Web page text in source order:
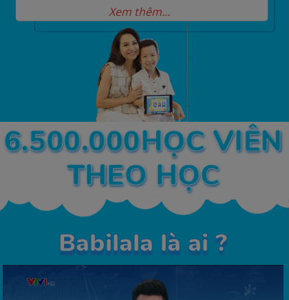
Xem thêm…
6.500.000HỌC VIÊN
THEO HỌC
Babilala là ai ?